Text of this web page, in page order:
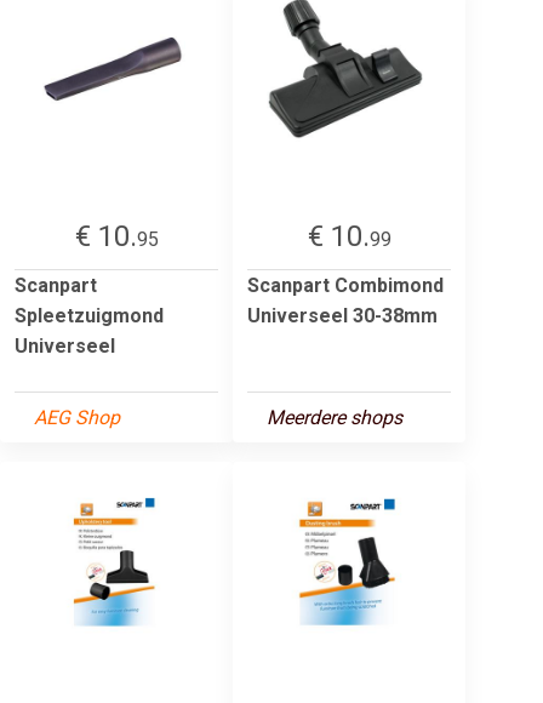
€ 10.95
Scanpart
Spleetzuigmond
Universeel
AEG Shop
€ 10.99
Scanpart Combimond
Universeel 30-38mm
Meerdere shops